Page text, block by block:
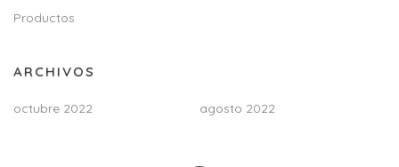
Productos
ARCHIVOS
octubre 2022 agosto 2022